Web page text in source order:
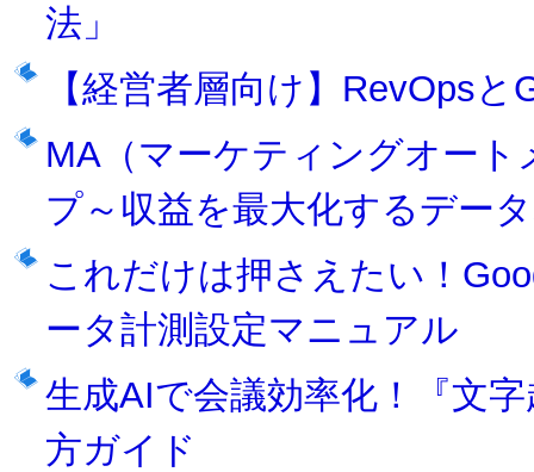
法」
【経営者層向け】RevOps
MA（マーケティングオー
プ～収益を最大化するデー
これだけは押さえたい！
ータ計測設定マニュアル
生成AIで会議効率化！『文
方ガイド